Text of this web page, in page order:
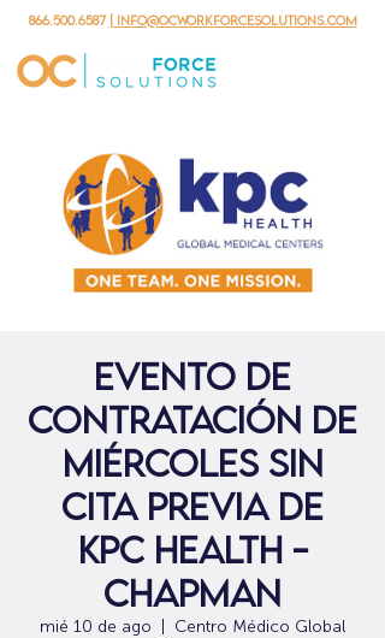
866.500.6587 | info@ocworkforcesolutions.com
Evento de
contratación de
miércoles sin
cita previa de
KPC Health -
Chapman
mié 10 de ago
Centro Médico Global